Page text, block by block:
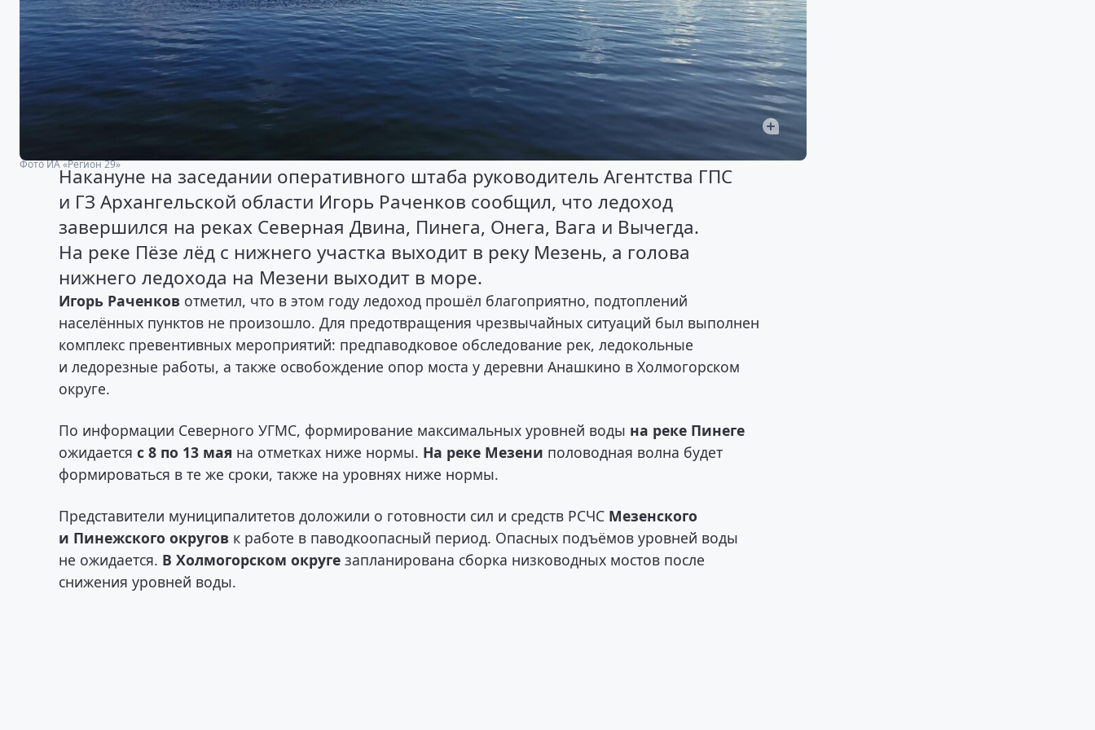
Фото ИА «Регион 29»
Накануне на заседании оперативного штаба руководитель Агентства ГПС
и ГЗ Архангельской области Игорь Раченков сообщил, что ледоход
завершился на реках Северная Двина, Пинега, Онега, Вага и Вычегда.
На реке Пёзе лёд с нижнего участка выходит в реку Мезень, а голова
нижнего ледохода на Мезени выходит в море.
Игорь Раченков отметил, что в этом году ледоход прошёл благоприятно, подтоплений
населённых пунктов не произошло. Для предотвращения чрезвычайных ситуаций был выполнен
комплекс превентивных мероприятий: предпаводковое обследование рек, ледокольные
и ледорезные работы, а также освобождение опор моста у деревни Анашкино в Холмогорском
округе.
По информации Северного УГМС, формирование максимальных уровней воды на реке Пинеге
ожидаетсяс 8 по 13 мая на отметках ниже нормы. На реке Мезени половодная волна будет
формироваться в те же сроки, также на уровнях ниже нормы.
Представители муниципалитетов доложили о готовности сил и средств РСЧС Мезенского
и Пинежского округов к работе в паводкоопасный период. Опасных подъёмов уровней воды
не ожидается. В Холмогорском округе запланирована сборка низководных мостов после
снижения уровней воды.